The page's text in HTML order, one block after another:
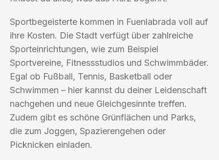
Sportbegeisterte kommen in Fuenlabrada voll auf
ihre Kosten. Die Stadt verfügt über zahlreiche
Sporteinrichtungen, wie zum Beispiel
Sportvereine, Fitnessstudios und Schwimmbäder.
Egal ob Fußball, Tennis, Basketball oder
Schwimmen – hier kannst du deiner Leidenschaft
nachgehen und neue Gleichgesinnte treffen.
Zudem gibt es schöne Grünflächen und Parks,
die zum Joggen, Spazierengehen oder
Picknicken einladen.